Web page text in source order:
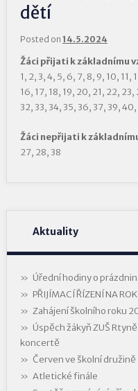
dětí
Posted on 14.5.2024
Žáci přijati k základnímu
1, 2, 3, 4, 5, 6, 7, 8, 9, 10, 11,
16, 17, 18, 19, 20, 21, 22,
32, 33, 34, 35, 36, 37, 39, 40,
Žáci nepřijati k
27, 28, 38
Aktuality
Úřední hodiny o
PŘIJÍMACÍ ŘÍZENÍ NA
Zahájení školního roku
Úspěch žákyň ZUŠ
koncertě
Červen ve školní družině
Atletické finále